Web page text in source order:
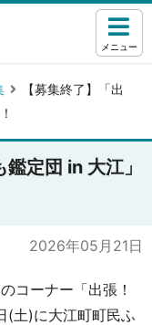
メニュー
【募集終了】「出
定団 in 大江」
2026年05月21日
コーナー「出張！
(土)に大江町町民ふ